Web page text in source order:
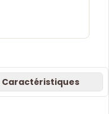
Caractéristiques